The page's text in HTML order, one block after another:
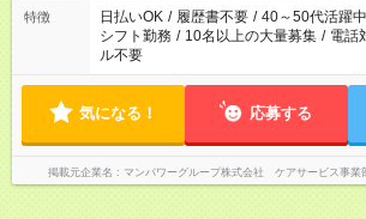
派遣法（日雇い派遣の原則禁止）により
業はご案内が難しい場合があります
特徴 日払いOK / 履歴書不要 / 40～50代活躍中
シフト勤務 / 10名以上の大量募集 / 電話
ル不要
気になる！ 応募する
掲載元企業名 マンパワーグループ株式会社 ケアサービス事業